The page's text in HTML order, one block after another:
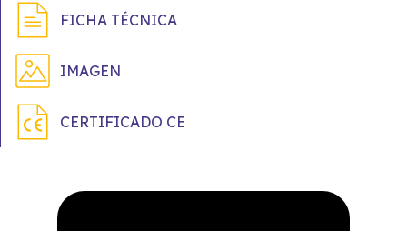
FICHA TÉCNICA
IMAGEN
CERTIFICADO CE